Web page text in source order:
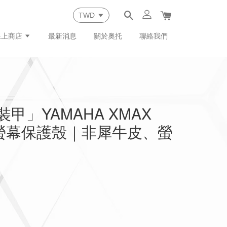
商店 最新消息 關於奧托 聯絡我們
甲」YAMAHA XMAX
保護殼｜非犀牛皮、螢